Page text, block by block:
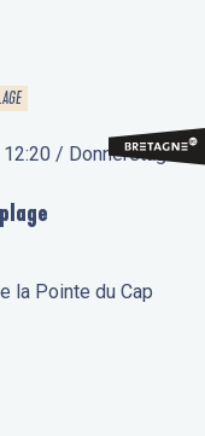
/ Donnerstag
la Pointe du Cap